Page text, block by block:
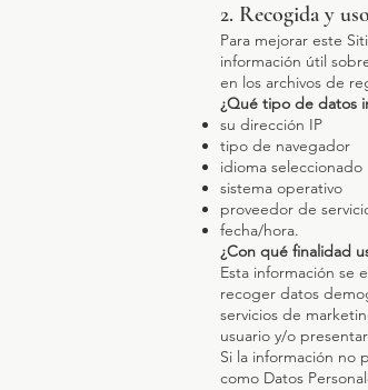
2. Recogida y
Para mejorar este
información útil
en los archivos de
¿Qué tipo de datos
su dirección IP
tipo de navegador
idioma seleccionado
sistema operativo
proveedor de
fecha/hora.
¿Con qué finalidad
Esta información se
recoger datos
servicios de
usuario y/o
Si la información no
como Datos